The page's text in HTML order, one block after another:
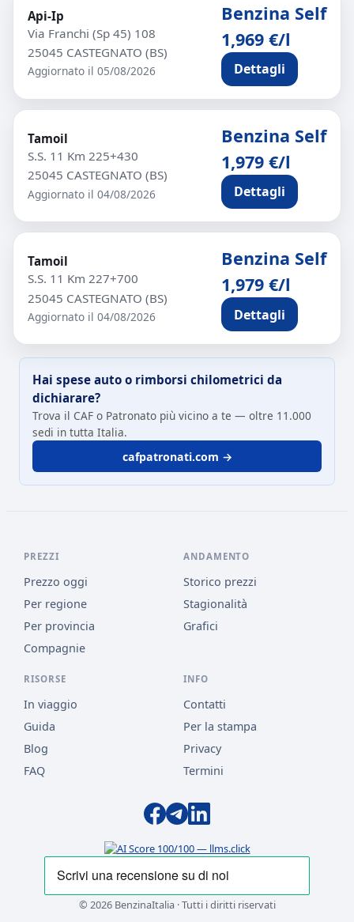
Api-Ip
Via Franchi (Sp 45) 108
25045 CASTEGNATO (BS)
Aggiornato il 05/08/2026
Benzina Self
1,969 €/l
Dettagli
Tamoil
S.S. 11 Km 225+430
25045 CASTEGNATO (BS)
Aggiornato il 04/08/2026
Benzina Self
1,979 €/l
Dettagli
Tamoil
S.S. 11 Km 227+700
25045 CASTEGNATO (BS)
Aggiornato il 04/08/2026
Benzina Self
1,979 €/l
Dettagli
Hai spese auto o rimborsi chilometrici da
dichiarare?
Trova il CAF o Patronato più vicino a te — oltre 11.000
sedi in tutta Italia.
cafpatronati.com →
PREZZI
Prezzo oggi
Per regione
Per provincia
Compagnie
ANDAMENTO
Storico prezzi
Stagionalità
Grafici
RISORSE
In viaggio
Guida
Blog
FAQ
INFO
Contatti
Per la stampa
Privacy
Termini
© 2026 BenzinaItalia · Tutti i diritti riservati